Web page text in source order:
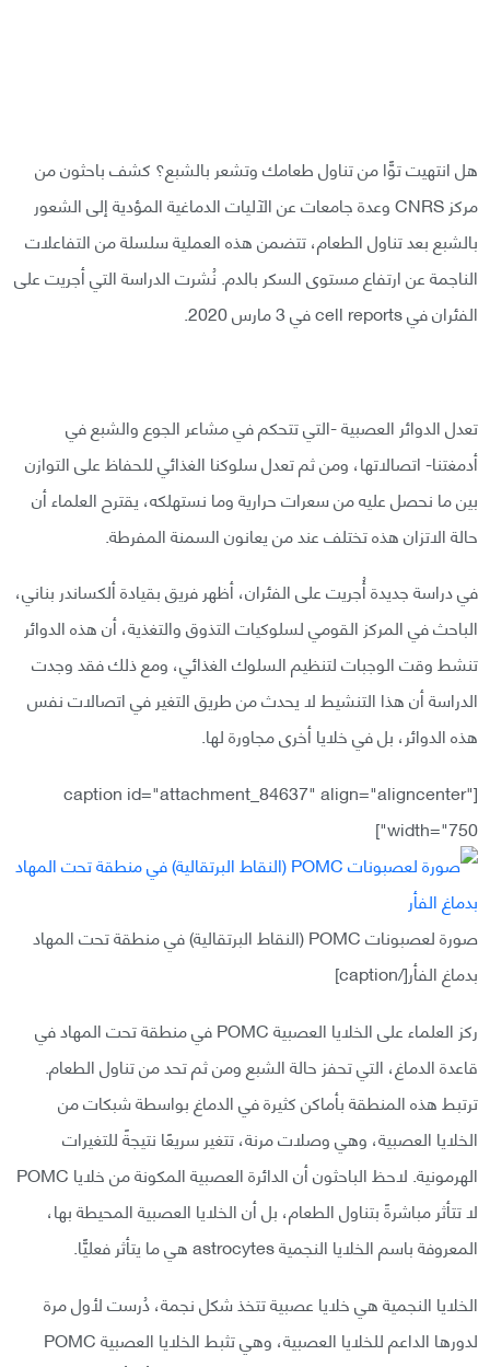
هل انتهيت توًّا من تناول طعامك وتشعر بالشبع؟ كشف باحثون من
مركز CNRS وعدة جامعات عن الآليات الدماغية المؤدية إلى الشعور
بالشبع بعد تناول الطعام، تتضمن هذه العملية سلسلة من التفاعلات
الناجمة عن ارتفاع مستوى السكر بالدم. نُشرت الدراسة التي أجريت على
الفئران في cell reports في 3 مارس 2020.
تعدل الدوائر العصبية -التي تتحكم في مشاعر الجوع والشبع في
أدمغتنا- اتصالاتها، ومن ثم تعدل سلوكنا الغذائي للحفاظ على التوازن
بين ما نحصل عليه من سعرات حرارية وما نستهلكه، يقترح العلماء أن
حالة الاتزان هذه تختلف عند من يعانون السمنة المفرطة.
في دراسة جديدة أُجريت على الفئران، أظهر فريق بقيادة ألكساندر بناني،
الباحث في المركز القومي لسلوكيات التذوق والتغذية، أن هذه الدوائر
تنشط وقت الوجبات لتنظيم السلوك الغذائي، ومع ذلك فقد وجدت
الدراسة أن هذا التنشيط لا يحدث من طريق التغير في اتصالات نفس
هذه الدوائر، بل في خلايا أخرى مجاورة لها.
[caption id="attachment_84637" align="aligncenter"
width="750"]
صورة لعصبونات POMC (النقاط البرتقالية) في منطقة تحت المهاد
بدماغ الفأر[/caption]
ركز العلماء على الخلايا العصبية POMC في منطقة تحت المهاد في
قاعدة الدماغ، التي تحفز حالة الشبع ومن ثم تحد من تناول الطعام.
ترتبط هذه المنطقة بأماكن كثيرة في الدماغ بواسطة شبكات من
الخلايا العصبية، وهي وصلات مرنة، تتغير سريعًا نتيجةً للتغيرات
الهرمونية. لاحظ الباحثون أن الدائرة العصبية المكونة من خلايا POMC
لا تتأثر مباشرةً بتناول الطعام، بل أن الخلايا العصبية المحيطة بها،
المعروفة باسم الخلايا النجمية astrocytes هي ما يتأثر فعليًّا.
الخلايا النجمية هي خلايا عصبية تتخذ شكل نجمة، دُرست لأول مرة
لدورها الداعم للخلايا العصبية، وهي تثبط الخلايا العصبية POMC